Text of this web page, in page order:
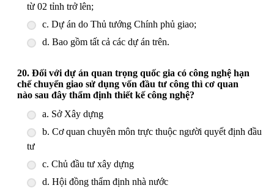
từ 02 tỉnh trở lên;
c. Dự án do Thủ tướng Chính phủ giao;
d. Bao gồm tất cả các dự án trên.
20. Đối với dự án quan trọng quốc gia có công nghệ hạn
chế chuyển giao sử dụng vốn đầu tư công thì cơ quan
nào sau đây thẩm định thiết kế công nghệ?
a. Sở Xây dựng
b. Cơ quan chuyên môn trực thuộc người quyết định đầu
tư
c. Chủ đầu tư xây dựng
d. Hội đồng thẩm định nhà nước